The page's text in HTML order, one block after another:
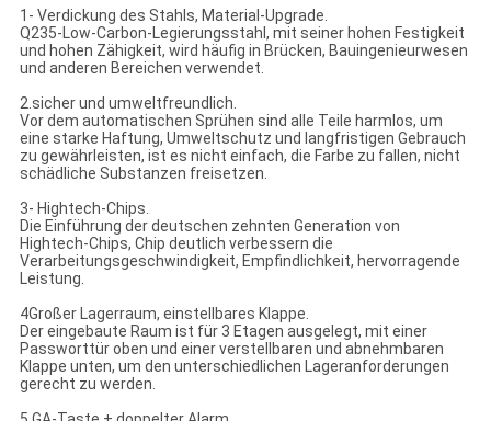
1- Verdickung des Stahls, Material-Upgrade.
Q235-Low-Carbon-Legierungsstahl, mit seiner hohen Festigkeit
und hohen Zähigkeit, wird häufig in Brücken, Bauingenieurwesen
und anderen Bereichen verwendet.
2.sicher und umweltfreundlich.
Vor dem automatischen Sprühen sind alle Teile harmlos, um
eine starke Haftung, Umweltschutz und langfristigen Gebrauch
zu gewährleisten, ist es nicht einfach, die Farbe zu fallen, nicht
schädliche Substanzen freisetzen.
3- Hightech-Chips.
Die Einführung der deutschen zehnten Generation von
Hightech-Chips, Chip deutlich verbessern die
Verarbeitungsgeschwindigkeit, Empfindlichkeit, hervorragende
Leistung.
4Großer Lagerraum, einstellbares Klappe.
Der eingebaute Raum ist für 3 Etagen ausgelegt, mit einer
Passworttür oben und einer verstellbaren und abnehmbaren
Klappe unten, um den unterschiedlichen Lageranforderungen
gerecht zu werden.